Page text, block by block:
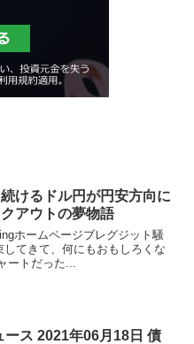
続けるドル円が円安方向に
アウトの夢物語
ホームページブレグジット騒
してきて、何にもおもしろくな
ートだった...
ース 2021年06月18日 債